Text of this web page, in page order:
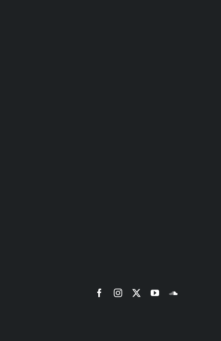
FacebookInstagramYouTubeSoundCloud